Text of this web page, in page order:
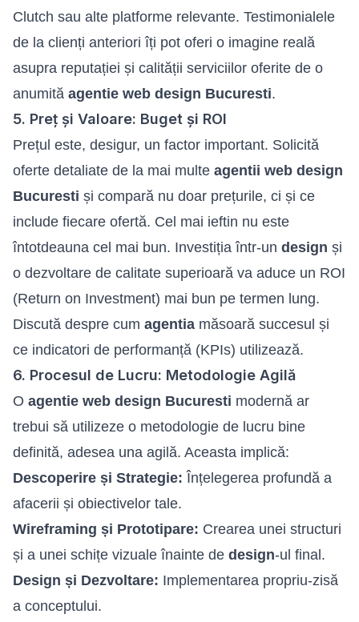
Clutch sau alte platforme relevante. Testimonialele
de la clienți anteriori îți pot oferi o imagine reală
asupra reputației și calității serviciilor oferite de o
anumită agentie web design Bucuresti.
5. Preț și Valoare: Buget și ROI
Prețul este, desigur, un factor important. Solicită
oferte detaliate de la mai multe agentii web design
Bucuresti și compară nu doar prețurile, ci și ce
include fiecare ofertă. Cel mai ieftin nu este
întotdeauna cel mai bun. Investiția într-un design și
o dezvoltare de calitate superioară va aduce un ROI
(Return on Investment) mai bun pe termen lung.
Discută despre cum agentia măsoară succesul și
ce indicatori de performanță (KPIs) utilizează.
6. Procesul de Lucru: Metodologie Agilă
O agentie web design Bucuresti modernă ar
trebui să utilizeze o metodologie de lucru bine
definită, adesea una agilă. Aceasta implică:
Descoperire și Strategie: Înțelegerea profundă a
afacerii și obiectivelor tale.
Wireframing și Prototipare: Crearea unei structuri
și a unei schițe vizuale înainte de design-ul final.
Design și Dezvoltare: Implementarea propriu-zisă
a conceptului.